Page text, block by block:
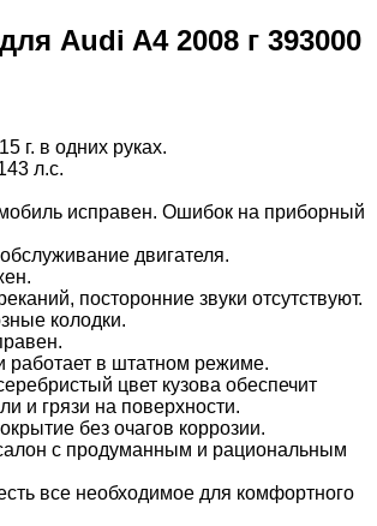
Audi A4 2008 г 393000
г. в одних руках.
л.с.
исправен. Ошибок на приборный
двигателя.
посторонние звуки отсутствуют.
колодки.
работает в штатном режиме.
цвет кузова обеспечит
и грязи на поверхности.
без очагов коррозии.
с продуманным и рациональным
все необходимое для комфортного